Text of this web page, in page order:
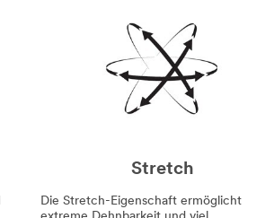
Stretch
Die Stretch-Eigenschaft ermöglicht